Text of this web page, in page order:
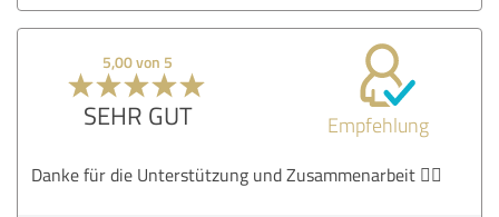
5,00 von 5
SEHR GUT Empfehlung
Danke für die Unterstützung und Zusammenarbeit 👍🏼